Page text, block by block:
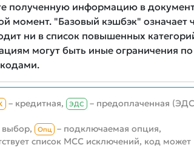
полученную информацию в
момент. "Базовый кэшбэк" означает
ни в список повышенных
могут быть иные ограничения
– кредитная, ЭДС – предоплаченная
выбор, Опц
– подключаемая опция,
список MCC исключений, код